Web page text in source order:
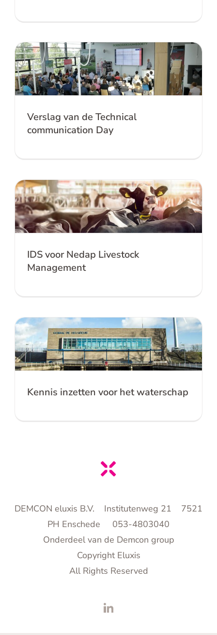
Verslag van de Technical
communication Day
Verslag van de Technical
communication Day
IDS voor Nedap Livestock Management
IDS voor Nedap Livestock
Management
Kennis inzetten voor het waterschap
Kennis inzetten voor het waterschap
DEMCON eluxis B.V. Institutenweg 21 7521
PH Enschede 053-4803040
Onderdeel van de Demcon group
Copyright Eluxis
All Rights Reserved